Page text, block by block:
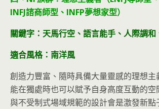
INFJ諮商師型、INFP夢想家型）
關鍵字：天馬行空、語言能手、人際調
適合風格：南洋風
創造力豐富、隨時具備大量靈感的理想主
能在獨處時也可以賦予自身高度互動的
與不受制式場域規範的設計會是激發新點